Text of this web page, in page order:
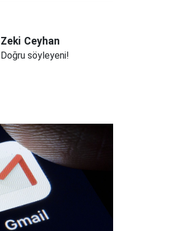
Zeki Ceyhan
Doğru söyleyeni!